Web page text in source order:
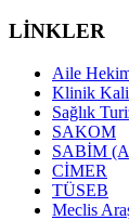
LİNKLER
Aile
Klinik
Sağlık
SAKOM
SABİM
CİMER
TÜSEB
Meclis